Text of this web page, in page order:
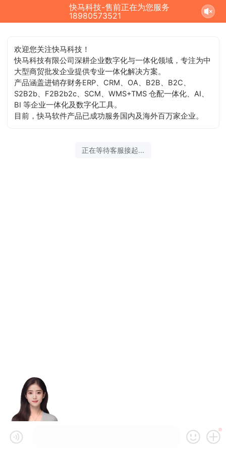
快马科技-售前正在为您服务
18980573521
欢迎您关注快马科技！
快马科技有限公司深耕企业数字化与一体化领域，专注为中
大型商贸批发企业提供专业一体化解决方案。
产品涵盖进销存财务ERP、CRM、OA、B2B、B2C、
S2B2b、F2B2b2c、SCM、WMS+TMS 仓配一体化、AI、
BI 等企业一体化及数字化工具。
目前，快马软件产品已成功服务国内及海外百万家企业。
正在等待客服接起...